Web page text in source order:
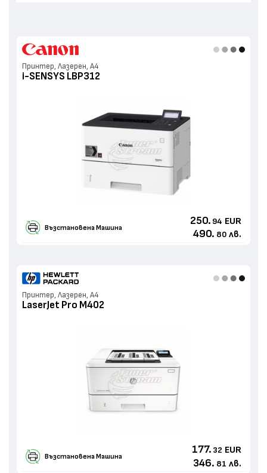
Принтер, Лазерен, А4
i-SENSYS LBP312
Възстановенa Машина
250. 94 EUR
490. 80 лв.
Принтер, Лазерен, А4
LaserJet Pro M402
Възстановенa Машина
177. 32 EUR
346. 81 лв.